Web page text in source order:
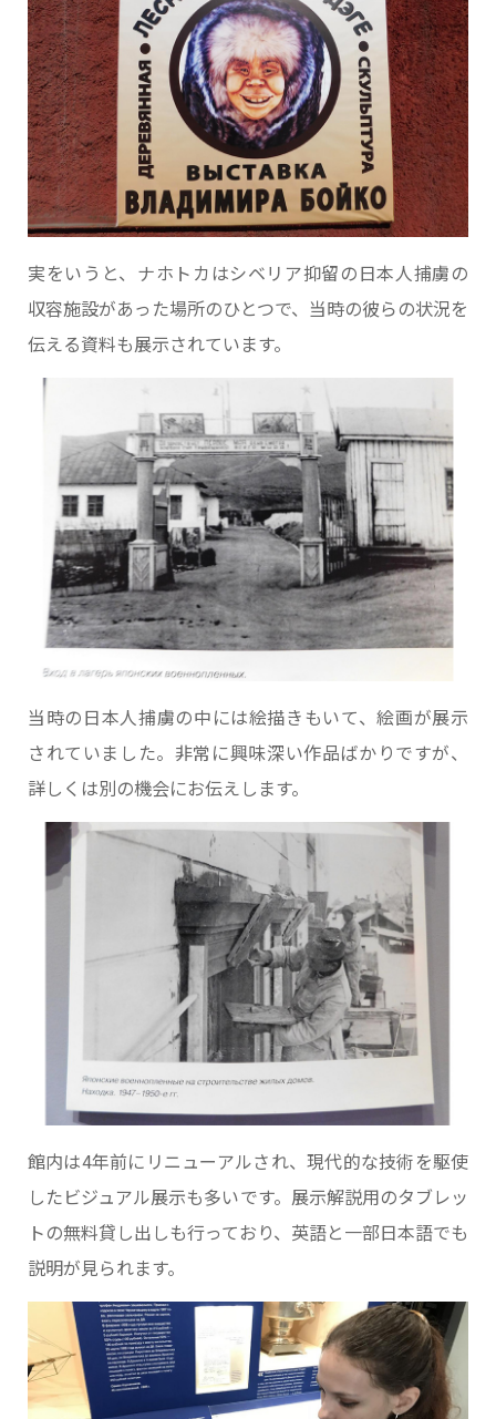
実をいうと、ナホトカはシベリア抑留の日本人捕虜の
収容施設があった場所のひとつで、当時の彼らの状況を
伝える資料も展示されています。
当時の日本人捕虜の中には絵描きもいて、絵画が展示
されていました。非常に興味深い作品ばかりですが、
詳しくは別の機会にお伝えします。
館内は4年前にリニューアルされ、現代的な技術を駆使
したビジュアル展示も多いです。展示解説用のタブレッ
トの無料貸し出しも行っており、英語と一部日本語でも
説明が見られます。